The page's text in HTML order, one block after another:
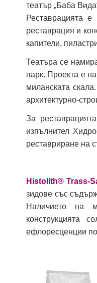
театър „Баба
Реставрацията
реставрация и
капители,
Театъра се
парк. Проекта е
миланската
архитектурно-
За
изпълнител
реставриране на
Histolith®Trass-
зидове със
Наличието на
конструкцията
ефлоресценции по